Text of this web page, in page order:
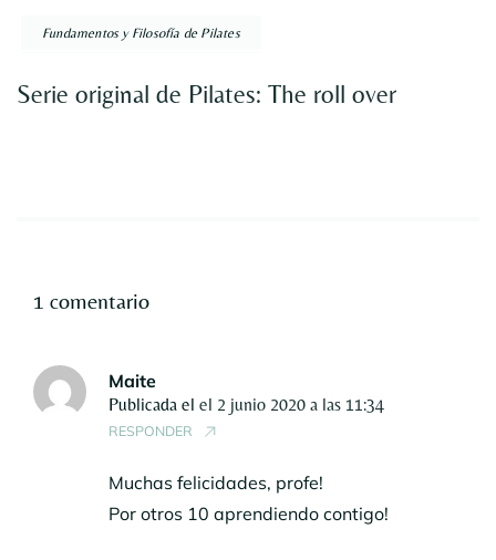
Fundamentos y Filosofía de Pilates
Serie original de Pilates: The roll over
1 comentario
Maite
Publicada el el 2 junio 2020 a las 11:34
RESPONDER
Muchas felicidades, profe!
Por otros 10 aprendiendo contigo!